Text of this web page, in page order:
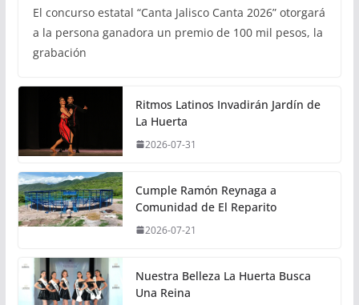
El concurso estatal “Canta Jalisco Canta 2026” otorgará
a la persona ganadora un premio de 100 mil pesos, la
grabación
Ritmos Latinos Invadirán Jardín de
La Huerta
2026-07-31
Cumple Ramón Reynaga a
Comunidad de El Reparito
2026-07-21
Nuestra Belleza La Huerta Busca
Una Reina